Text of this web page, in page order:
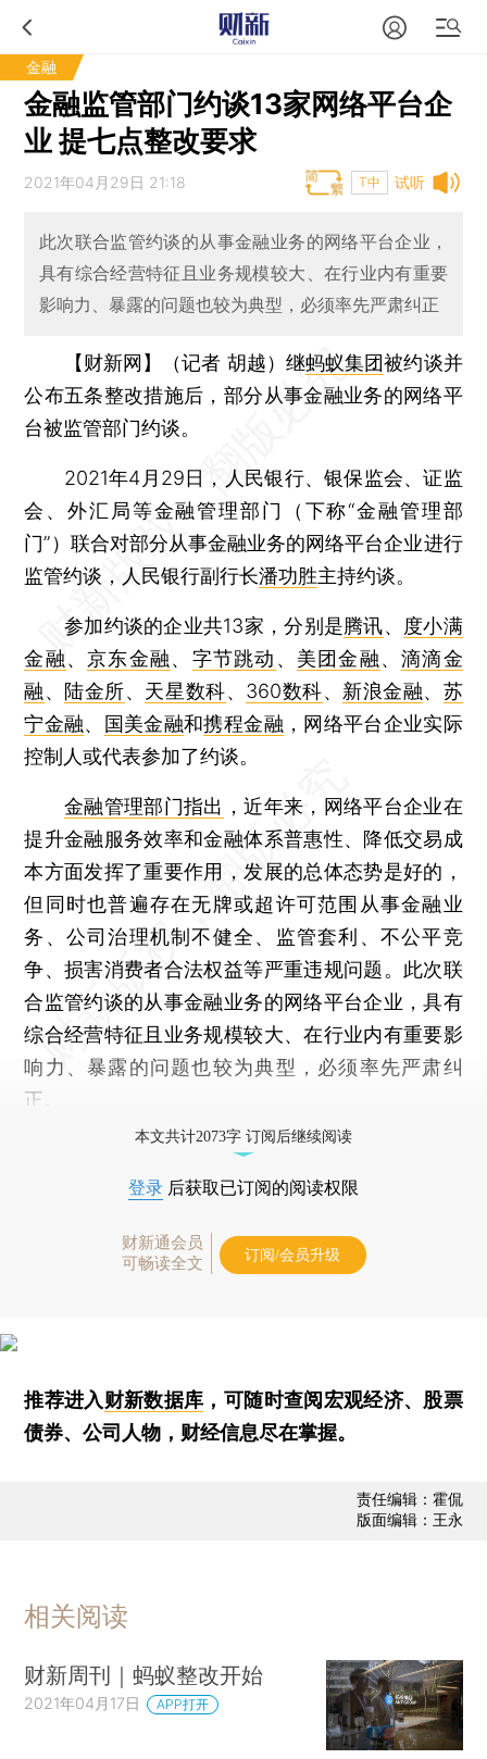
金融
金融监管部门约谈13家网络平台企
业 提七点整改要求
试听
2021年04月29日 21:18 T中
此次联合监管约谈的从事金融业务的网络平台企业，
具有综合经营特征且业务规模较大、在行业内有重要
影响力、暴露的问题也较为典型，必须率先严肃纠正
【财新网】（记者 胡越） 继蚂蚁集团被约谈并
公布五条整改措施后，部分从事金融业务的网络平
台被监管部门约谈。
2021年4月29日，人民银行、银保监会、证监
会、外汇局等金融管理部门（下称“金融管理部
门”）联合对部分从事金融业务的网络平台企业进行
监管约谈，人民银行副行长潘功胜主持约谈。
参加约谈的企业共13家，分别是腾讯、 度小满
金融、京东金融、 字节跳动 、 美团金融、滴滴金
融、 陆金所、 天星数科、 360数科、 新浪金融、 苏
宁金融、 国美金融和携程金融 ，网络平台企业实际
控制人或代表参加了约谈。
金融管理部门指出 ，近年来，网络平台企业在
提升金融服务效率和金融体系普惠性、降低交易成
本方面发挥了重要作用，发展的总体态势是好的，
但同时也普遍存在无牌或超许可范围从事金融业
务、公司治理机制不健全、监管套利、不公平竞
争、损害消费者合法权益等严重违规问题。此次联
合监管约谈的从事金融业务的网络平台企业，具有
综合经营特征且业务规模较大、在行业内有重要影
响力、暴露的问题也较为典型，必须率先严肃纠
正。
本文共计2073字 订阅后继续阅读
登录 后获取已订阅的阅读权限
财新通会员
可畅读全文
订阅/会员升级
推荐进入财新数据库 ，可随时查阅宏观经济、股票
债券、公司人物，财经信息尽在掌握。
责任编辑：霍侃
版面编辑：王永
相关阅读
财新周刊｜蚂蚁整改开始
2021年04月17日 APP打开